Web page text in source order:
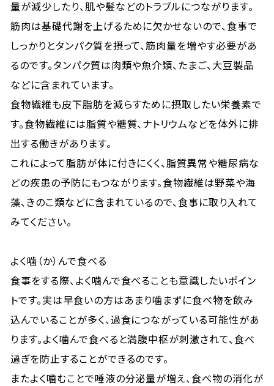
量が減少したり、肌や髪などのトラブルにつながります。
筋肉は基礎代謝を上げるために欠かせないので、食事で
しっかりとタンパク質を摂って、筋肉量を増やす必要があ
るのです。タンパク質は肉類や魚介類、たまご、大豆製品
などに含まれています。
食物繊維も皮下脂肪を減らすために摂取したい栄養素で
す。食物繊維には脂質や糖質、ナトリウムなどを体外に排
出する働きがあります。
これによって脂肪が体に付きにくく、脂質異常や糖尿病な
どの疾患の予防にもつながります。食物繊維は野菜や海
藻、きのこ類などに含まれているので、食事に取り入れて
みてください。
よく噛（か）んで食べる
食事をする際、よく噛んで食べることも意識したいポイン
トです。実は早食いの方はあまり噛まずに食べ物を飲み
込んでいることが多く、過食につながっている可能性があ
ります。よく噛んで食べると満腹中枢が刺激されて、食べ
過ぎを防止することができるのです。
またよく噛むことで唾液の分泌量が増え、食べ物の消化が